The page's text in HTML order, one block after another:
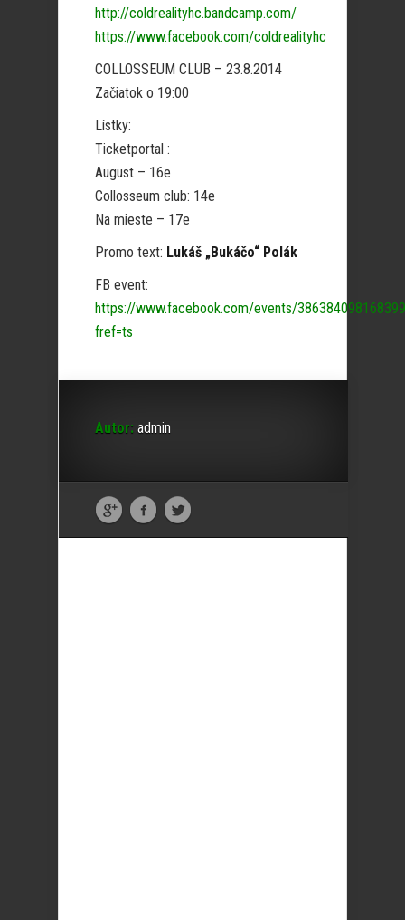
http://coldrealityhc.bandcamp.com/
https://www.facebook.com/coldrealityhc
COLLOSSEUM CLUB – 23.8.2014
Začiatok o 19:00
Lístky:
Ticketportal :
August – 16e
Collosseum club: 14e
Na mieste – 17e
Promo text: Lukáš „Bukáčo“ Polák
FB event:
https://www.facebook.com/events/
fref=ts
Autor: admin